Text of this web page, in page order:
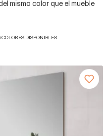
mismo color que el mueble
COLORES DISPONIBLES